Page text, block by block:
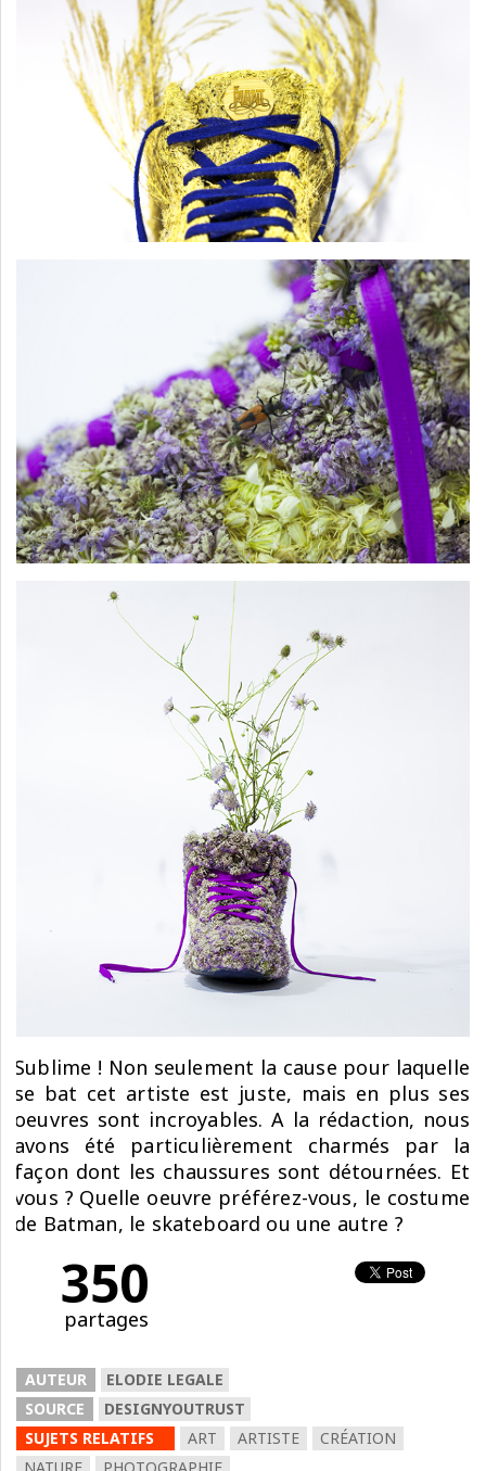
Sublime ! Non seulement la cause pour laquelle
se bat cet artiste est juste, mais en plus ses
oeuvres sont incroyables. A la rédaction, nous
avons été particulièrement charmés par la
façon dont les chaussures sont détournées. Et
vous ? Quelle oeuvre préférez-vous, le costume
de Batman, le skateboard ou une autre ?
350
partages
AUTEUR
ELODIE LEGALE
SOURCE
DESIGNYOUTRUST
SUJETS RELATIFS
ART ARTISTE
CRÉATION